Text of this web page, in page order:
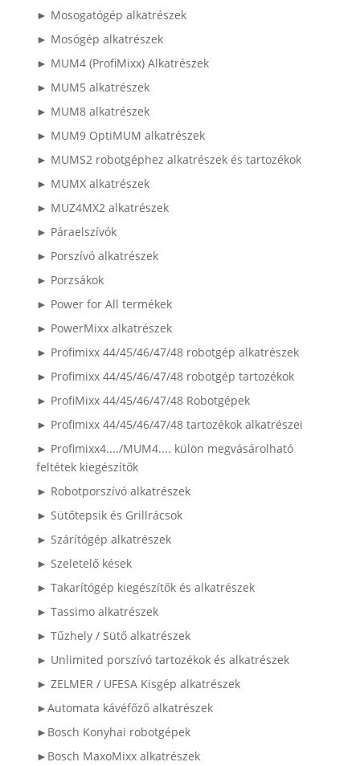
► Mosogatógép alkatrészek
► Mosógép alkatrészek
► MUM4 (ProfiMixx) Alkatrészek
► MUM5 alkatrészek
► MUM8 alkatrészek
► MUM9 OptiMUM alkatrészek
► MUMS2 robotgéphez alkatrészek és tartozékok
► MUMX alkatrészek
► MUZ4MX2 alkatrészek
► Páraelszívók
► Porszívó alkatrészek
► Porzsákok
► Power for All termékek
► PowerMixx alkatrészek
► Profimixx 44/45/46/47/48 robotgép alkatrészek
► Profimixx 44/45/46/47/48 robotgép tartozékok
► ProfiMixx 44/45/46/47/48 Robotgépek
► Profimixx 44/45/46/47/48 tartozékok alkatrészei
► Profimixx4..../MUM4.... külön megvásárolható
feltétek kiegészítők
► Robotporszívó alkatrészek
► Sütőtepsik és Grillrácsok
► Szárítógép alkatrészek
► Szeletelő kések
► Takarítógép kiegészítők és alkatrészek
► Tassimo alkatrészek
► Tűzhely / Sütő alkatrészek
► Unlimited porszívó tartozékok és alkatrészek
► ZELMER / UFESA Kisgép alkatrészek
►Automata kávéfőző alkatrészek
►Bosch Konyhai robotgépek
►Bosch MaxoMixx alkatrészek